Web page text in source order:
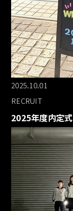
2025.10.01
RECRUIT
2025年度内定式